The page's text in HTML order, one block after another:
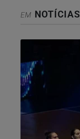
EM NOTÍCIAS